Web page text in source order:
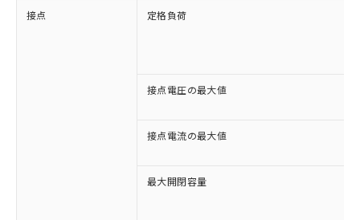
接点 定格負荷
接点電圧の最大値
接点電流の最大値
最大開閉容量